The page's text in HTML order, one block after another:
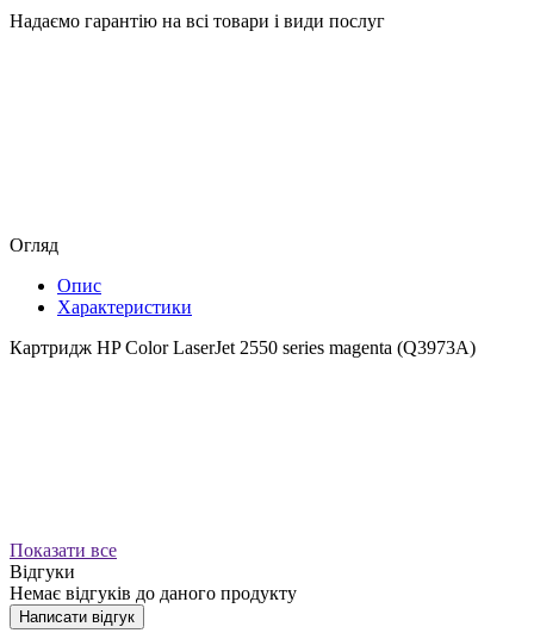
Надаємо гарантію на всі товари і види послуг
Огляд
Опис
Характеристики
Картридж HP Color LaserJet 2550 series magenta (Q3973A)
Показати все
Відгуки
Немає відгуків до даного продукту
Написати відгук